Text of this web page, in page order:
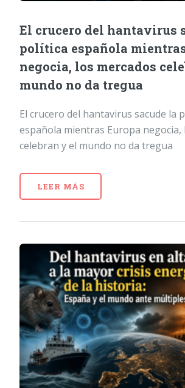
El crucero del hantavirus
política española
negocia, los mercados
mundo no da tregua
El crucero del hantavirus sacude la
española mientras Europa negocia,
celebran y el mundo no da tregua
LEER MÁS